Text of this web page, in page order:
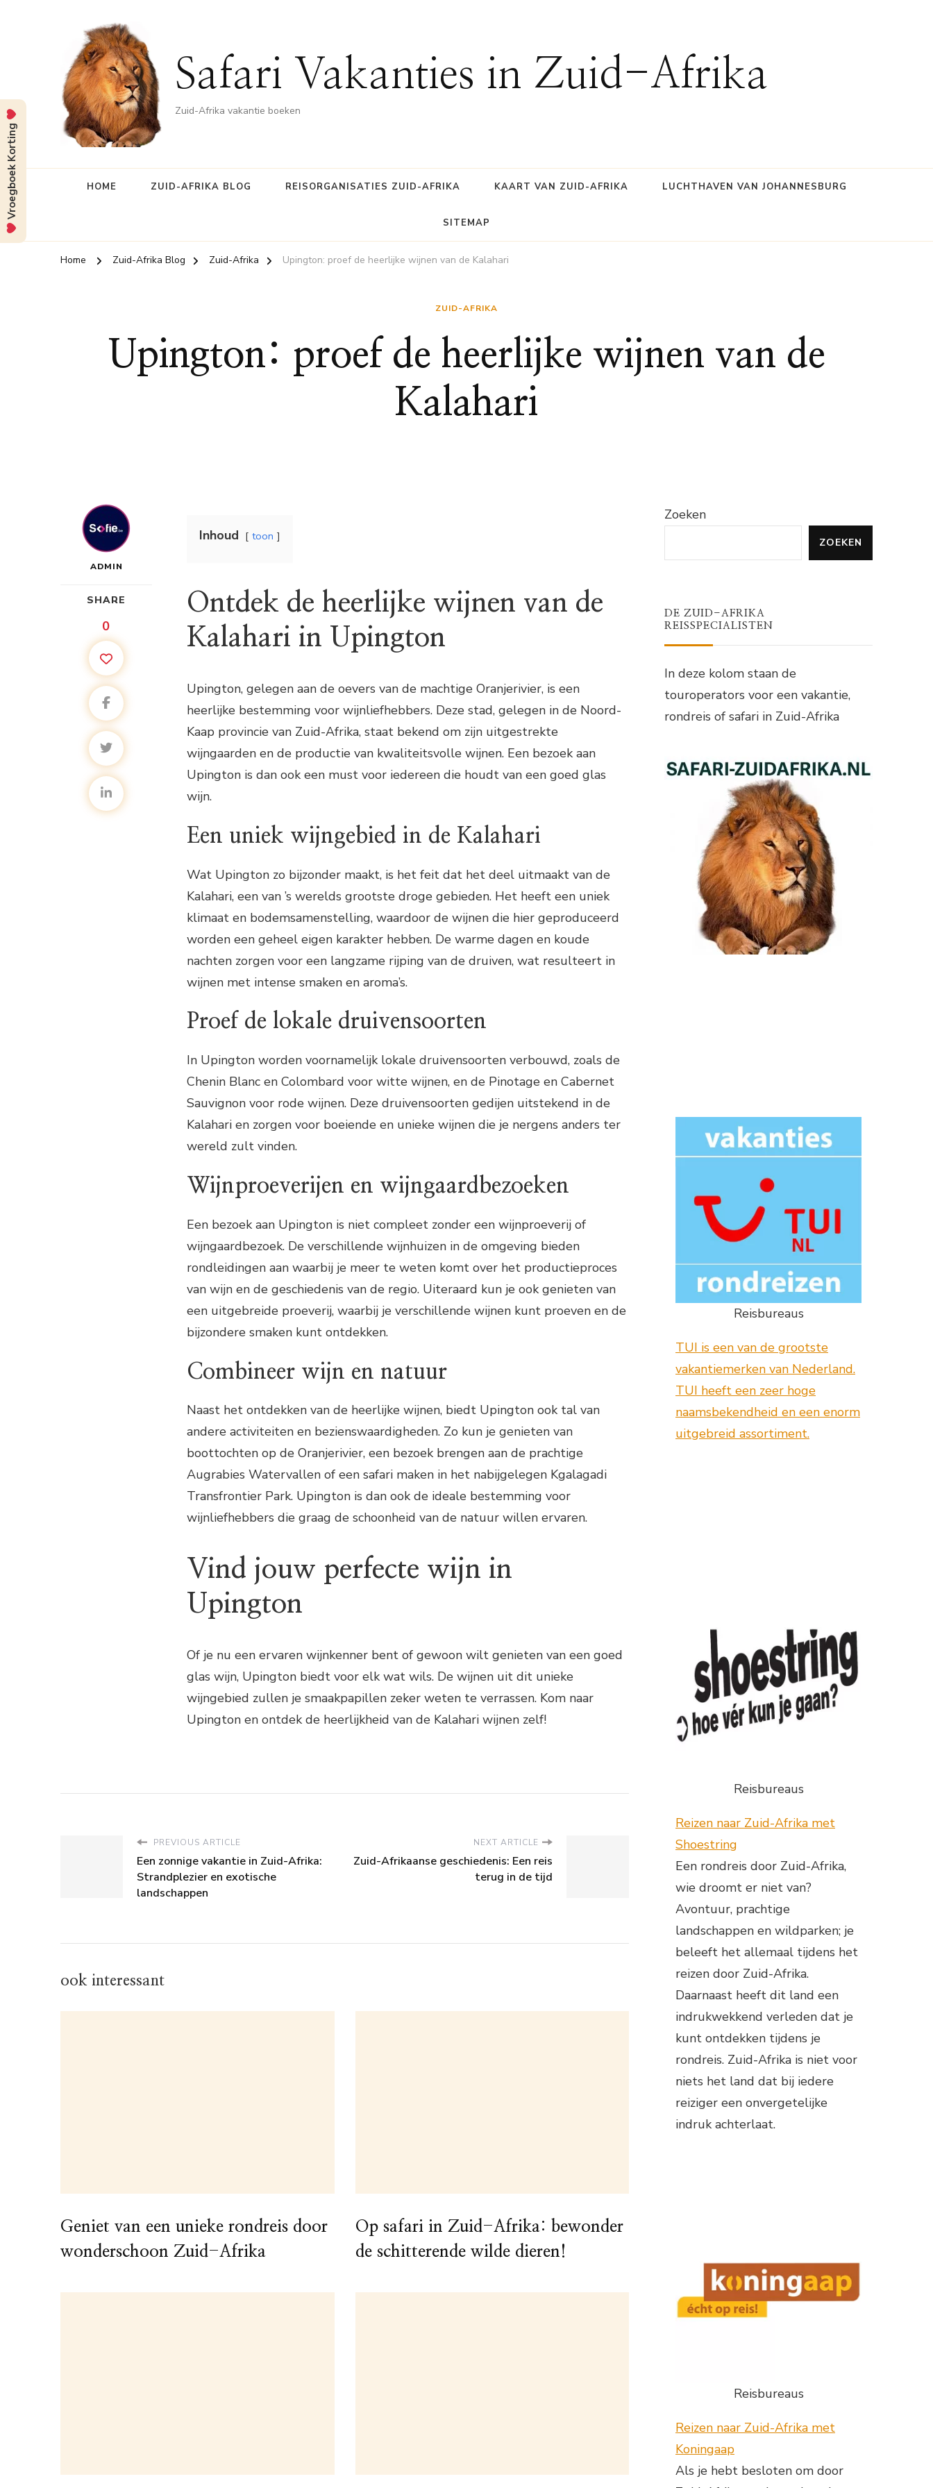
Safari Vakanties in Zuid-Afrika
Zuid-Afrika vakantie boeken
HOME ZUID-AFRIKA BLOG REISORGANISATIES ZUID-AFRIKA KAART VAN ZUID-AFRIKA LUCHTHAVEN VAN JOHANNESBURG
SITEMAP
Home Zuid-Afrika Blog Zuid-Afrika Upington: proef de heerlijke wijnen van de Kalahari
ZUID-AFRIKA
Upington: proef de heerlijke wijnen van de
Kalahari
ADMIN
SHARE
0
Inhoud toon
Ontdek de heerlijke wijnen van de
Kalahari in Upington
Upington, gelegen aan de oevers van de machtige Oranjerivier, is een
heerlijke bestemming voor wijnliefhebbers. Deze stad, gelegen in de Noord-
Kaap provincie van Zuid-Afrika, staat bekend om zijn uitgestrekte
wijngaarden en de productie van kwaliteitsvolle wijnen. Een bezoek aan
Upington is dan ook een must voor iedereen die houdt van een goed glas
wijn.
Een uniek wijngebied in de Kalahari
Wat Upington zo bijzonder maakt, is het feit dat het deel uitmaakt van de
Kalahari, een van ’s werelds grootste droge gebieden. Het heeft een uniek
klimaat en bodemsamenstelling, waardoor de wijnen die hier geproduceerd
worden een geheel eigen karakter hebben. De warme dagen en koude
nachten zorgen voor een langzame rijping van de druiven, wat resulteert in
wijnen met intense smaken en aroma’s.
Proef de lokale druivensoorten
In Upington worden voornamelijk lokale druivensoorten verbouwd, zoals de
Chenin Blanc en Colombard voor witte wijnen, en de Pinotage en Cabernet
Sauvignon voor rode wijnen. Deze druivensoorten gedijen uitstekend in de
Kalahari en zorgen voor boeiende en unieke wijnen die je nergens anders ter
wereld zult vinden.
Wijnproeverijen en wijngaardbezoeken
Een bezoek aan Upington is niet compleet zonder een wijnproeverij of
wijngaardbezoek. De verschillende wijnhuizen in de omgeving bieden
rondleidingen aan waarbij je meer te weten komt over het productieproces
van wijn en de geschiedenis van de regio. Uiteraard kun je ook genieten van
een uitgebreide proeverij, waarbij je verschillende wijnen kunt proeven en de
bijzondere smaken kunt ontdekken.
Combineer wijn en natuur
Naast het ontdekken van de heerlijke wijnen, biedt Upington ook tal van
andere activiteiten en bezienswaardigheden. Zo kun je genieten van
boottochten op de Oranjerivier, een bezoek brengen aan de prachtige
Augrabies Watervallen of een safari maken in het nabijgelegen Kgalagadi
Transfrontier Park. Upington is dan ook de ideale bestemming voor
wijnliefhebbers die graag de schoonheid van de natuur willen ervaren.
Vind jouw perfecte wijn in
Upington
Of je nu een ervaren wijnkenner bent of gewoon wilt genieten van een goed
glas wijn, Upington biedt voor elk wat wils. De wijnen uit dit unieke
wijngebied zullen je smaakpapillen zeker weten te verrassen. Kom naar
Upington en ontdek de heerlijkheid van de Kalahari wijnen zelf!
PREVIOUS ARTICLE
Een zonnige vakantie in Zuid-Afrika:
Strandplezier en exotische
landschappen
NEXT ARTICLE
Zuid-Afrikaanse geschiedenis: Een reis
terug in de tijd
ook interessant
Geniet van een unieke rondreis door
wonderschoon Zuid-Afrika
Op safari in Zuid-Afrika: bewonder
de schitterende wilde dieren!
Zoeken
ZOEKEN
DE ZUID-AFRIKA
REISSPECIALISTEN
In deze kolom staan de
touroperators voor een vakantie,
rondreis of safari in Zuid-Afrika
Reisbureaus
TUI is een van de grootste
vakantiemerken van Nederland.
TUI heeft een zeer hoge
naamsbekendheid en een enorm
uitgebreid assortiment.
Reisbureaus
Reizen naar Zuid-Afrika met
Shoestring
Een rondreis door Zuid-Afrika,
wie droomt er niet van?
Avontuur, prachtige
landschappen en wildparken; je
beleeft het allemaal tijdens het
reizen door Zuid-Afrika.
Daarnaast heeft dit land een
indrukwekkend verleden dat je
kunt ontdekken tijdens je
rondreis. Zuid-Afrika is niet voor
niets het land dat bij iedere
reiziger een onvergetelijke
indruk achterlaat.
Reisbureaus
Reizen naar Zuid-Afrika met
Koningaap
Als je hebt besloten om door
Vroegboek Korting